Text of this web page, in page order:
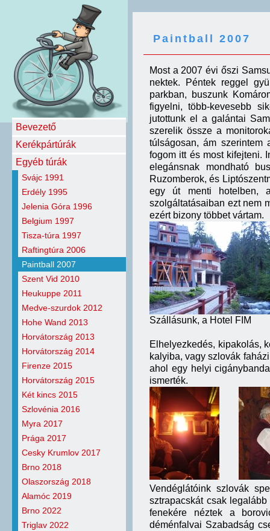
Bevezető
Kerékpártúrák
Egyéb túrák
Svájc 1991
Erdély 1995
Jelenia Góra 1996
Belgium 1997
Tisza-túra 1997
Raftingtúra 2006
Paintball 2007
Szent Vid 2010
Heukuppe 2011
Medve-szurdok 2012
Hohe Wand 2013
Horvátország 2013
Horvátország 2014
Firenze 2015
Horvátország 2015
Két kincs 2015
Szlovénia 2016
Myra 2017
Prága 2017
Cesky Krumlov 2017
Brno 2018
Olaszország 2018
Alamóc 2019
Brno 2022
Triglav 2022
Paintball 2007
Most a 2007 évi őszi
nektek. Péntek reggel
parkban, buszunk
figyelni, több-kevesebb
jutottunk el a galántai
szerelik össze a
túlságosan, ám szerintem
fogom itt és most kifejteni.
elegánsnak mondható
Ruzomberok, és
egy út menti hotelben,
szolgáltatásaiban ezt nem
ezért bizony többet vártam.
Szállásunk, a Hotel FIM
Elhelyezkedés, kipakolás,
kalyiba, vagy szlovák
ahol egy helyi
ismerték.
Vendéglátóink szlovák
sztrapacskát csak
fenekére néztek a
déménfalvai Szabadság